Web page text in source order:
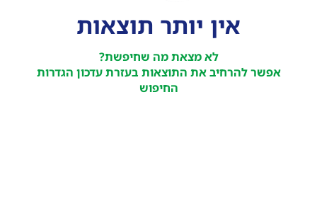
אין יותר תוצאות
לא מצאת מה שחיפשת?
אפשר להרחיב את התוצאות בעזרת עדכון הגדרות
החיפוש